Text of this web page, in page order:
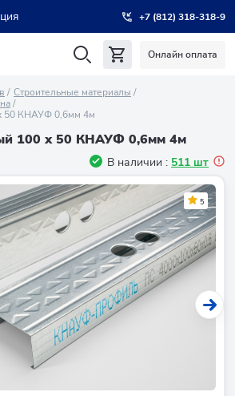
+7 (812) 318-318-9
Онлайн оплата
Строительные материалы
50 КНАУФ 0,6мм 4м
100 х 50 КНАУФ 0,6мм 4м
В наличии : 511 шт
5